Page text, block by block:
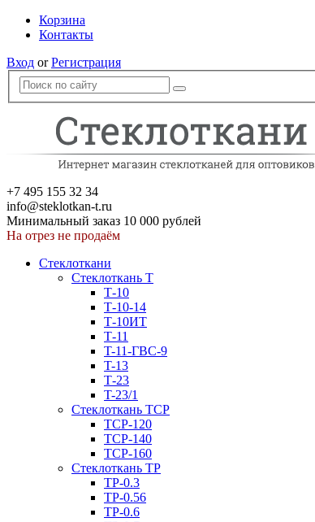
Корзина
Контакты
Вход orРегистрация
+7 495 155 32 34
info@steklotkan-t.ru
Минимальный заказ 10 000 рублей
На отрез не продаём
Стеклоткани
Стеклоткань Т
Т-10
Т-10-14
Т-10ИТ
Т-11
T-11-ГВС-9
T-13
Т-23
T-23/1
Стеклоткань ТСР
ТСР-120
ТСР-140
ТСР-160
Стеклоткань ТР
ТР-0.3
ТР-0.56
ТР-0.6